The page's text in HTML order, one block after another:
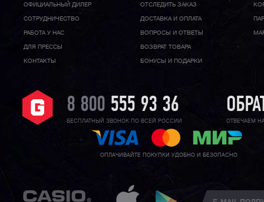
ОФИЦИАЛЬНЫЙ ДИЛЕР
CОТРУДНИЧЕСТВО
РАБОТА У НАС
ДЛЯ ПРЕССЫ
КОНТАКТЫ
ОТСЛЕДИТЬ ЗАКАЗ
ДОСТАВКА И ОПЛАТА
ВОПРОСЫ И ОТВЕТЫ
ВОЗВРАТ ТОВАРА
БОНУСЫ И ПОДАРКИ
8 800 555 93 36
БЕСПЛАТНЫЙ ЗВОНОК ПО ВСЕЙ РОССИИ ОТВЕЧАЕМ
ОПЛАЧИВАЙТЕ ПОКУПКИ УДОБНО И БЕЗОПАСНО